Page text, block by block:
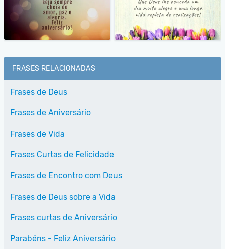
FRASES RELACIONADAS
Frases de Deus
Frases de Aniversário
Frases de Vida
Frases Curtas de Felicidade
Frases de Encontro com Deus
Frases de Deus sobre a Vida
Frases curtas de Aniversário
Parabéns - Feliz Aniversário